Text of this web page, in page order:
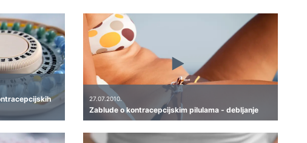
27.07.2010.
Zablude o kontracepcijskim pilulama - debljanje